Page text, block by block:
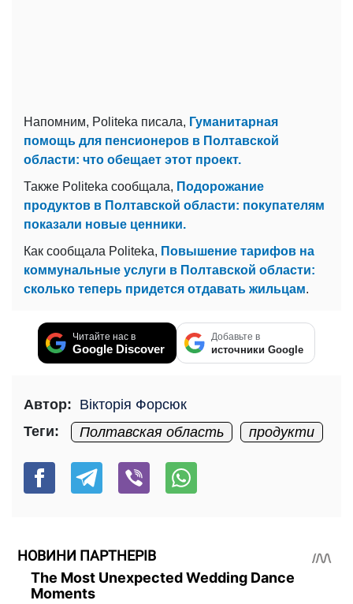
Напомним, Politeka писала, Гуманитарная
помощь для пенсионеров в Полтавской
области: что обещает этот проект.
Также Politeka сообщала, Подорожание
продуктов в Полтавской области: покупателям
показали новые ценники.
Как сообщала Politeka, Повышение тарифов на
коммунальные услуги в Полтавской области:
сколько теперь придется отдавать жильцам.
Читайте нас в
Google Discover
Добавьте в
источники Google
Автор: Вікторія Форсюк
Теги:
Полтавская область продукти
НОВИНИ ПАРТНЕРІВ
The Most Unexpected Wedding Dance
Moments